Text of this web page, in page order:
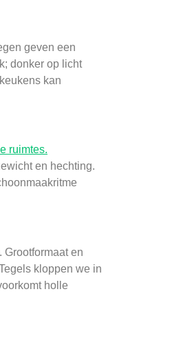
geven een
donker op licht
kan
ruimtes.
en hechting.
en
kloppen we in
holle